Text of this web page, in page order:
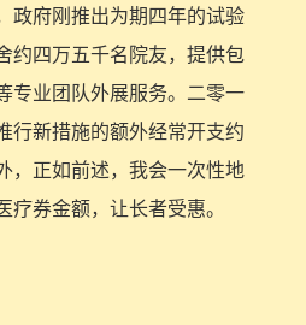
政府刚推出为期四年的试验
约四万五千名院友，提供包
专业团队外展服务。二零一
行新措施的额外经常开支约
，正如前述，我会一次性地
券金额，让长者受惠。